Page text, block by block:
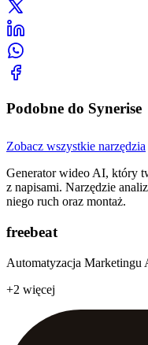
Podobne do Synerise
Zobacz wszystkie narzędzia
Generator wideo AI, który
z napisami. Narzędzie
niego ruch oraz montaż.
freebeat
Automatyzacja Marketingu
+2 więcej